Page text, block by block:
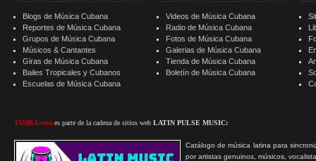
Blogs de Música Cubana
Reportes de Música Cubana
Grupos de Música Cubana
Músicos & Cantantes
Giras de Música Cubana
Bailes Tropicales y Cubanos
Escuelas de Música Cubana
TIMBA.com es parte de la cadena de sitios web LATIN PULSE MUSIC:
Catálogo de música latina para
por artistas genuinos, músicos,
Videos de Música Cubana
Radio de Música Cubana
Fotos de Música Cubana
Galerias de Música Cubana
Tienda de Música Cubana
Boletín de Música Cubana